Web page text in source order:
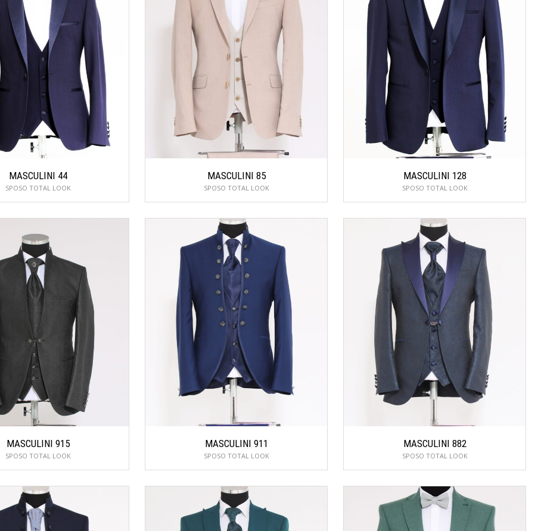
MASCULINI 44
SPOSO TOTAL LOOK
MASCULINI 85
SPOSO TOTAL LOOK
MASCULINI 128
SPOSO TOTAL LOOK
MASCULINI 915
SPOSO TOTAL LOOK
MASCULINI 911
SPOSO TOTAL LOOK
MASCULINI 882
SPOSO TOTAL LOOK